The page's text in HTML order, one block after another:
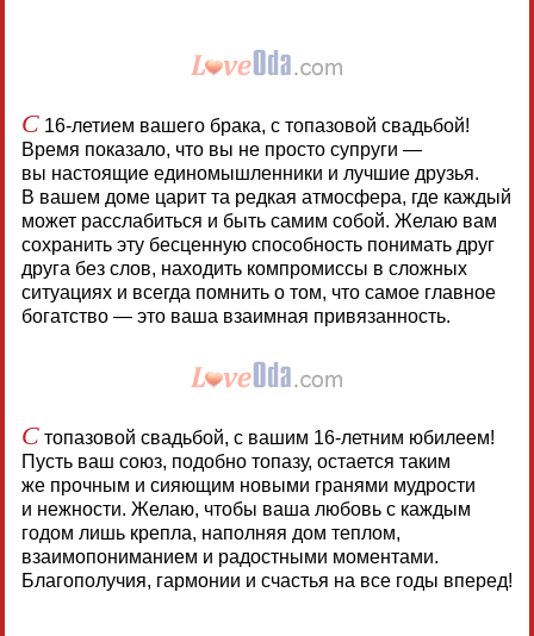
С16-летием вашего брака, с топазовой свадьбой!
Время показало, что вы не просто супруги —
вы настоящие единомышленники и лучшие друзья.
В вашем доме царит та редкая атмосфера, где каждый
может расслабиться и быть самим собой. Желаю вам
сохранить эту бесценную способность понимать друг
друга без слов, находить компромиссы в сложных
ситуациях и всегда помнить о том, что самое главное
богатство — это ваша взаимная привязанность.
Стопазовой свадьбой, с вашим 16-летним юбилеем!
Пусть ваш союз, подобно топазу, остается таким
же прочным и сияющим новыми гранями мудрости
и нежности. Желаю, чтобы ваша любовь с каждым
годом лишь крепла, наполняя дом теплом,
взаимопониманием и радостными моментами.
Благополучия, гармонии и счастья на все годы вперед!